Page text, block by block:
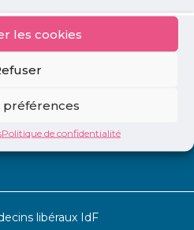
les cookies
préférences
Politique de confidentialité
libéraux IdF